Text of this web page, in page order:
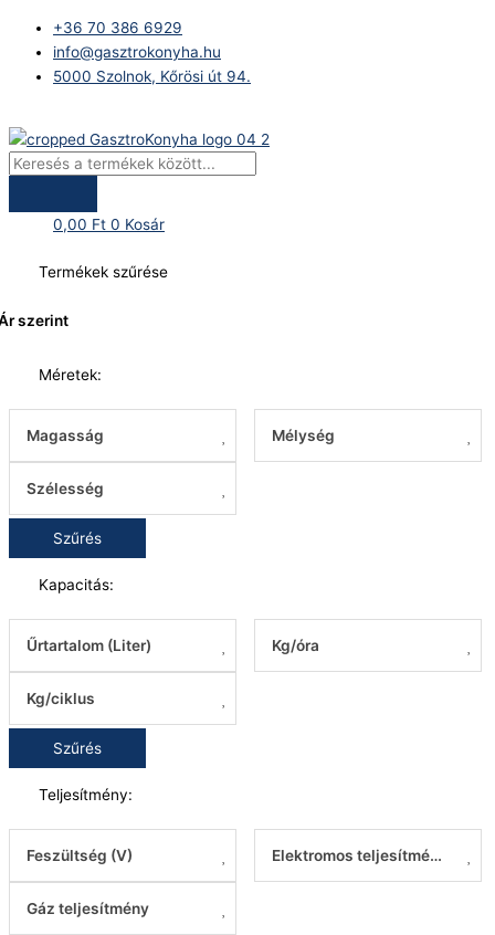
content
+36 70 386 6929
info@gasztrokonyha.hu
5000 Szolnok, Kőrösi út 94.
search
0,00 Ft 0 Kosár
Termékek szűrése
szerint
Méretek:
Magasság Mélység
Szélesség
Szűrés
Kapacitás:
Űrtartalom (Liter) Kg/óra
Kg/ciklus
Szűrés
Teljesítmény:
Feszültség (V) Elektromos teljesítmény
Gáz teljesítmény